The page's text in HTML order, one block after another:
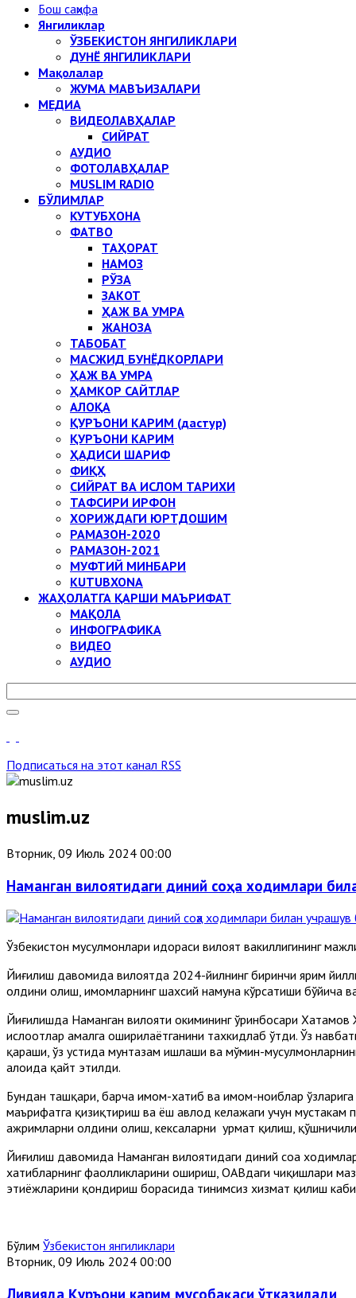
Бош саҳифа
Янгиликлар
ЎЗБЕКИСТОН ЯНГИЛИКЛАРИ
ДУНЁ ЯНГИЛИКЛАРИ
Мақолалар
ЖУМА МАВЪИЗАЛАРИ
МЕДИА
ВИДЕОЛАВҲАЛАР
СИЙРАТ
АУДИО
ФОТОЛАВҲАЛАР
MUSLIM RADIO
БЎЛИМЛАР
КУТУБХОНА
ФАТВО
ТАҲОРАТ
НАМОЗ
РЎЗА
ЗАКОТ
ҲАЖ ВА УМРА
ЖАНОЗА
ТАБОБАТ
МАСЖИД БУНЁДКОРЛАРИ
ҲАЖ ВА УМРА
ҲАМКОР САЙТЛАР
АЛОҚА
ҚУРЪОНИ КАРИМ (дастур)
ҚУРЪОНИ КАРИМ
ҲАДИСИ ШАРИФ
ФИҚҲ
СИЙРАТ ВА ИСЛОМ ТАРИХИ
ТАФСИРИ ИРФОН
ХОРИЖДАГИ ЮРТДОШИМ
РАМАЗОН-2020
РАМАЗОН-2021
МУФТИЙ МИНБАРИ
KUTUBXONA
ЖАҲОЛАТГА ҚАРШИ МАЪРИФАТ
МАҚОЛА
ИНФОГРАФИКА
ВИДЕО
АУДИО
Подписаться на этот канал RSS
muslim.uz
Вторник, 09 Июль 2024 00:00
Наманган вилоятидаги диний соҳа ходимлари
Ўзбекистон мусулмонлари идораси вилоят вакиллигининг
Йиғилиш давомида вилоятда 2024-йилнинг биринчи ярим
олдини олиш, имомларнинг шахсий намуна кўрсатиши бўйича
Йиғилишда Наманган вилояти ҳокимининг ўринбосари
ислоҳотлар амалга оширилаётганини тахкидлаб ўтди. Ўз
қараши, ўз устида мунтазам ишлаши ва мўмин-
алоҳида қайт этилди.
Бундан ташқари, барча имом-хатиб ва имом-ноиблар
маърифатга қизиқтириш ва ёш авлод келажаги учун
ажримларни олдини олиш, кексаларни ҳурмат қилиш,
Йиғилиш давомида Наманган вилоятидаги диний соҳа
хатибларнинг фаолликларини ошириш, ОАВдаги чиқишлари
эҳтиёжларини қондириш борасида тинимсиз хизмат қилиш
Бўлим Ўзбекистон янгиликлари
Вторник, 09 Июль 2024 00:00
Ливияда Қуръони карим мусобақаси ўтказилади